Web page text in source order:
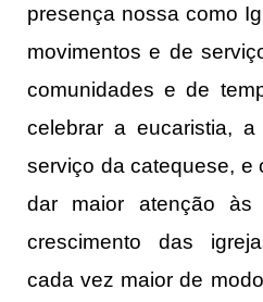
presença nossa como
movimentos e de
comunidades e de
celebrar a eucaristia,
serviço da catequese, e
dar maior atenção às
crescimento das
cada vez maior de